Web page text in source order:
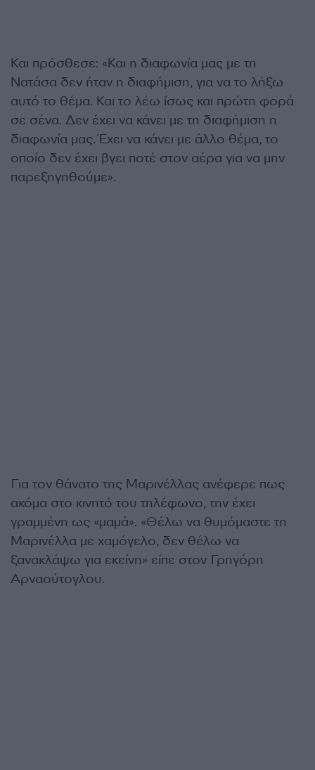
Και πρόσθεσε: «Και η διαφωνία μας με τη
Νατάσα δεν ήταν η διαφήμιση, για να το λήξω
αυτό το θέμα. Και το λέω ίσως και πρώτη φορά
σε σένα. Δεν έχει να κάνει με τη διαφήμιση η
διαφωνία μας. Έχει να κάνει με άλλο θέμα, το
οποίο δεν έχει βγει ποτέ στον αέρα για να μην
παρεξηγηθούμε».
Για τον θάνατο της Μαρινέλλας ανέφερε πως
ακόμα στο κινητό του τηλέφωνο, την έχει
γραμμένη ως «μαμά». «Θέλω να θυμόμαστε τη
Μαρινέλλα με χαμόγελο, δεν θέλω να
ξανακλάψω για εκείνη» είπε στον Γρηγόρη
Αρναούτογλου.